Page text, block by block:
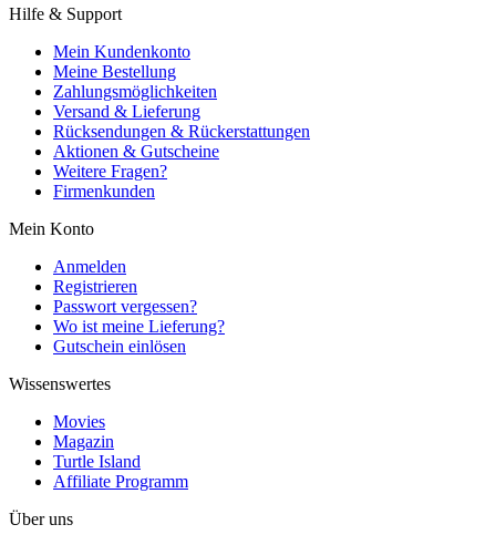
Hilfe & Support
Mein Kundenkonto
Meine Bestellung
Zahlungsmöglichkeiten
Versand & Lieferung
Rücksendungen & Rückerstattungen
Aktionen & Gutscheine
Weitere Fragen?
Firmenkunden
Mein Konto
Anmelden
Registrieren
Passwort vergessen?
Wo ist meine Lieferung?
Gutschein einlösen
Wissenswertes
Movies
Magazin
Turtle Island
Affiliate Programm
Über uns